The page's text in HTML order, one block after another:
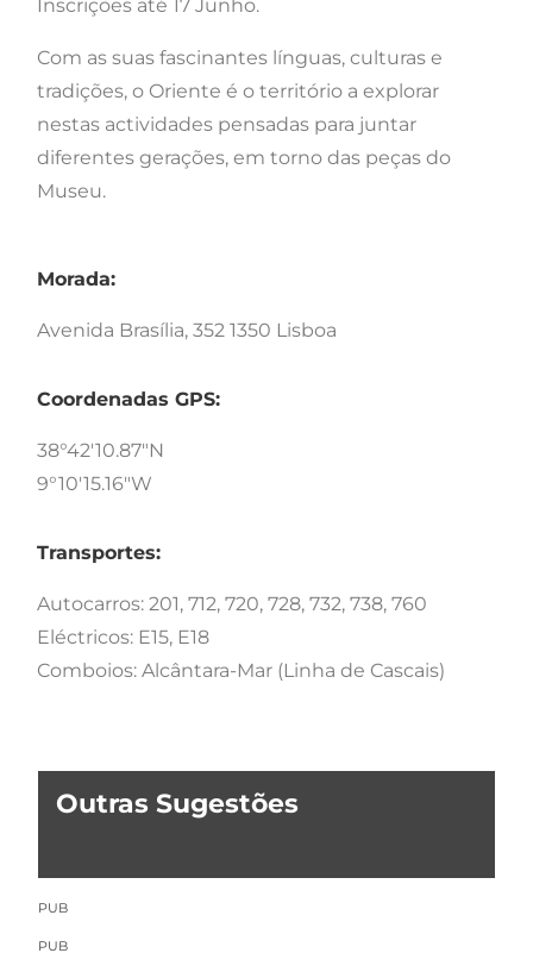
Inscrições até 17 Junho.
Com as suas fascinantes línguas, culturas e
tradições, o Oriente é o território a explorar
nestas actividades pensadas para juntar
diferentes gerações, em torno das peças do
Museu.
Morada:
Avenida Brasília, 352 1350 Lisboa
Coordenadas GPS:
38°42'10.87"N
9°10'15.16"W
Transportes:
Autocarros: 201, 712, 720, 728, 732, 738, 760
Eléctricos: E15, E18
Comboios: Alcântara-Mar (Linha de Cascais)
Outras Sugestões
PUB
PUB